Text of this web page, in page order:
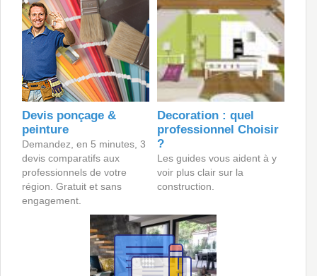
Devis ponçage &
peinture
Demandez, en 5 minutes, 3
devis comparatifs aux
professionnels de votre
région. Gratuit et sans
engagement.
Decoration : quel
professionnel Choisir
?
Les guides vous aident à y
voir plus clair sur la
construction.